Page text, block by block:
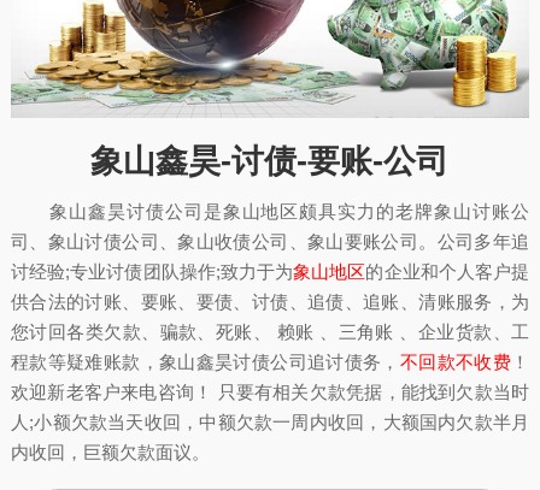
象山鑫昊-讨债-要账-公司
象山鑫昊讨债公司是象山地区颇具实力的老牌象山讨账公
司、象山讨债公司、象山收债公司、象山要账公司。公司多年追
讨经验;专业讨债团队操作;致力于为象山地区的企业和个人客户提
供合法的讨账、要账、要债、讨债、追债、追账、清账服务，为
您讨回各类欠款、骗款、死账、 赖账 、三角账 、企业货款、工
程款等疑难账款，象山鑫昊讨债公司追讨债务， 不回款不收费 ！
欢迎新老客户来电咨询！ 只要有相关欠款凭据，能找到欠款当时
人;小额欠款当天收回，中额欠款一周内收回，大额国内欠款半月
内收回，巨额欠款面议。